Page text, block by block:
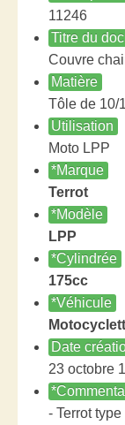
11246
Titre du
Couvre
Matière
Tôle de 10/
Utilisation
Moto LPP
*Marque
Terrot
*Modèle
LPP
*Cylindrée
175cc
*Véhicule
Date
23 octobre
- Terrot type